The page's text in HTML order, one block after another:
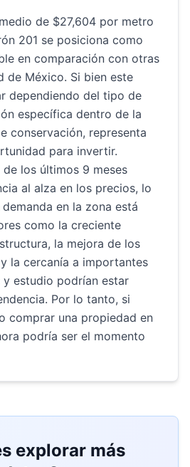
de $27,604 por metro
201 se posiciona como
en comparación con otras
de México. Si bien este
dependiendo del tipo de
específica dentro de la
conservación, representa
para invertir.
los últimos 9 meses
al alza en los precios, lo
en la zona está
como la creciente
la mejora de los
la cercanía a importantes
estudio podrían estar
Por lo tanto, si
comprar una propiedad en
podría ser el momento
explorar más